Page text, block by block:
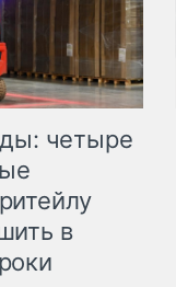
четыре
в